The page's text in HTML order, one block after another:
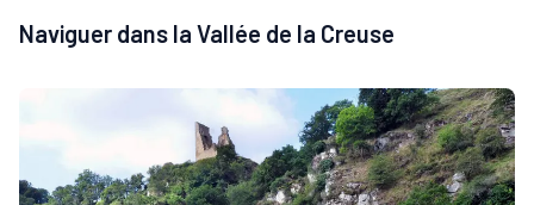
Naviguer dans la Vallée de la Creuse